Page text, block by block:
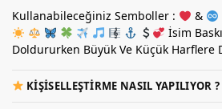
Kullanabileceğiniz Semboller : &
İsim
Doldururken Büyük Ve Küçük Harflere
KIŞISELLEŞTIRME NASIL YAPILIYOR ?